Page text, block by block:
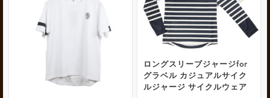
ロングスリーブジャージfor
グラベル カジュアルサイク
ルジャージ サイクルウェア